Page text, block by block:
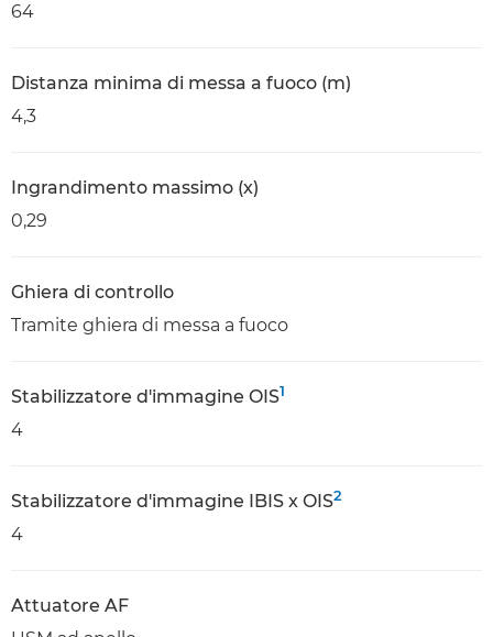
64
Distanza minima di messa a fuoco (m)
4,3
Ingrandimento massimo (x)
0,29
Ghiera di controllo
Tramite ghiera di messa a fuoco
Stabilizzatore d'immagine OIS1
4
Stabilizzatore d'immagine IBIS x OIS2
4
Attuatore AF